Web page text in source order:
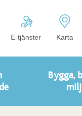
E-tjänster Karta
Bygga,